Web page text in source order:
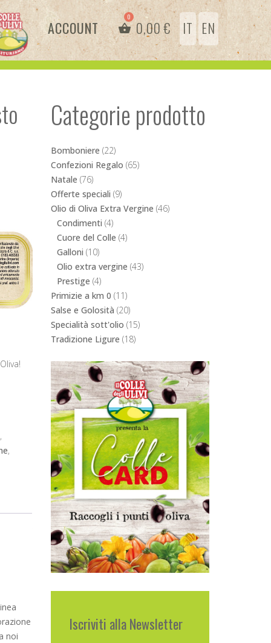
ACCOUNT 0,00€ IT EN
,
,
noi
Categorie prodotto
Bomboniere (22)
Confezioni Regalo (65)
Natale (76)
Offerte speciali (9)
Olio di Oliva Extra Vergine (46)
Condimenti (4)
Cuore del Colle (4)
Galloni (10)
Olio extra vergine (43)
Prestige (4)
Primizie a km 0 (11)
Salse e Golosità (20)
Specialità sott'olio (15)
Tradizione Ligure (18)
Iscriviti alla Newsletter